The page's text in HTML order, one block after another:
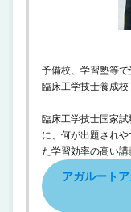
予備校、学習塾等
臨床工学技士養成校
臨床工学技士国家
に、何が出題され
た学習効率の高い
アガルート